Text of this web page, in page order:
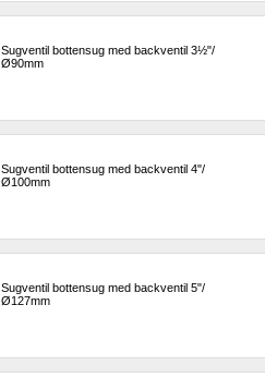
Sugventil bottensug med backventil 3½"/
Ø90mm
Sugventil bottensug med backventil 4"/
Ø100mm
Sugventil bottensug med backventil 5"/
Ø127mm